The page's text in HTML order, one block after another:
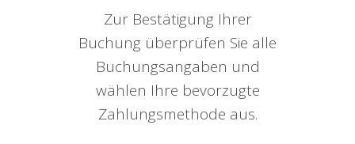
Zur Bestätigung Ihrer
Buchung überprüfen Sie alle
Buchungsangaben und
wählen Ihre bevorzugte
Zahlungsmethode aus.